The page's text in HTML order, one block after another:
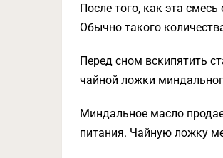
После того, как эта
Обычно такого
Перед сном вскипятить
чайной ложки
Миндальное масло
питания. Чайную ложку